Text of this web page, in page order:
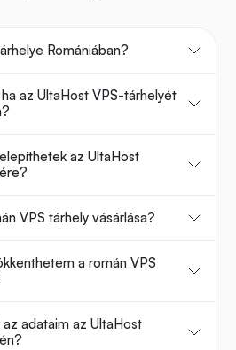
Romániában?
az UltaHost VPS-tárhelyét
az UltaHost
VPS tárhely vásárlása?
a román VPS
adataim az UltaHost